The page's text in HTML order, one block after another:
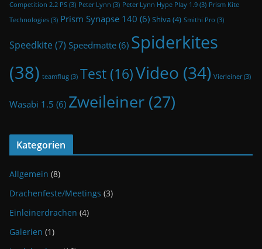
Competition 2.2 PS (3) Peter Lynn (3) Peter Lynn Hype Play 1.9 (3) Prism Kite
Technologies (3) Prism Synapse 140 (6) Shiva(4) Smithi Pro (3)
Speedkite (7) Speedmatte(6) Spiderkites
(38) teamflug (3) Test (16)Video (34) Vierleiner(3)
Wasabi 1.5 (6) Zweileiner (27)
Kategorien
Allgemein (8)
Drachenfeste/Meetings (3)
Einleinerdrachen (4)
Galerien (1)